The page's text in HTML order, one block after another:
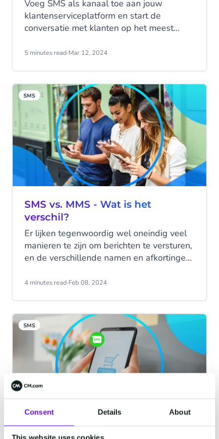
Consent Details About
This website uses cookies
Voeg SMS als kanaal toe aan jouw
klantenserviceplatform en start de
conversatie met klanten op het meest
persoonlijke gesprekken zonder die
gestroomlijnde SMS-feedbackverzoeken
om de klanttevredenheid te verhogen.
5 minutes read·Mar 12, 2024
SMS
SMS vs. MMS - Wat is het
verschil?
Er lijken tegenwoordig wel oneindig veel
manieren te zijn om berichten te versturen,
en de verschillende namen en afkortingen
duizelen. In dit blog gaan we het hebben
4 minutes read·Feb 08, 2024
SMS
SMS in e-commerce - Creëer een